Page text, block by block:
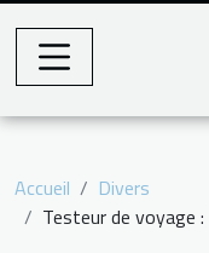
Accueil
Divers
Testeur de voyage